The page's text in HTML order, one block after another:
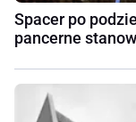
Spacer po
pancerne